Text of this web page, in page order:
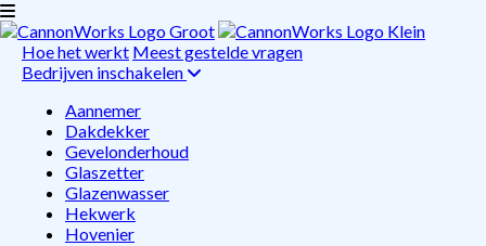
Hoe het werkt Meest gestelde vragen
Bedrijven inschakelen
Aannemer
Dakdekker
Gevelonderhoud
Glaszetter
Glazenwasser
Hekwerk
Hovenier